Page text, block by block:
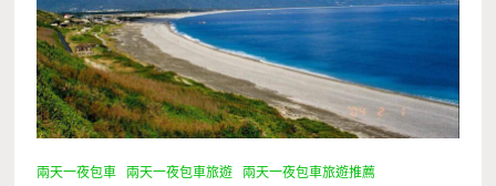
兩天一夜包車 兩天一夜包車旅遊 兩天一夜包車旅遊推薦